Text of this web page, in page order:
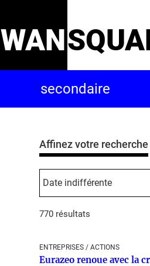
WAN
Affinez votre recherche
770 résultats
ENTREPRISES / ACTIONS
Eurazeo renoue avec la